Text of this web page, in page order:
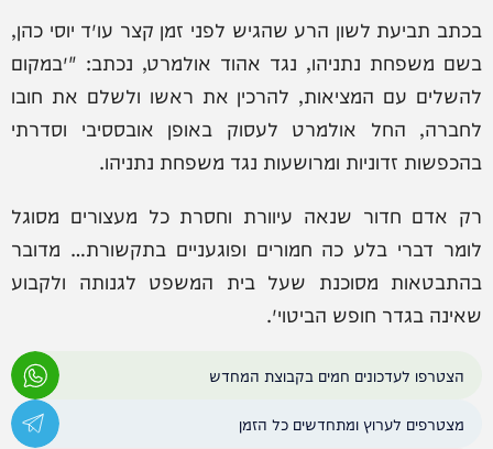
בכתב תביעת לשון הרע שהגיש לפני זמן קצר עו״ד יוסי כהן,
בשם משפחת נתניהו, נגד אהוד אולמרט, נכתב: "״במקום
להשלים עם המציאות, להרכין את ראשו ולשלם את חובו
לחברה, החל אולמרט לעסוק באופן אובססיבי וסדרתי
בהכפשות זדוניות ומרושעות נגד משפחת נתניהו.
רק אדם חדור שנאה עיוורת וחסרת כל מעצורים מסוגל
לומר דברי בלע כה חמורים ופוגעניים בתקשורת… מדובר
בהתבטאות מסוכנת שעל בית המשפט לגנותה ולקבוע
שאינה בגדר חופש הביטוי״.
הצטרפו לעדכונים חמים בקבוצת המחדש
מצטרפים לערוץ ומתחדשים כל הזמן